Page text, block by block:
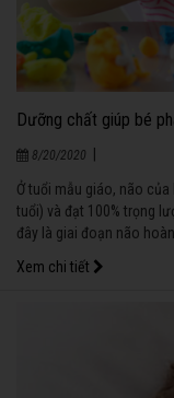
Dưỡng chất giúp bé
8/20/2020
Ở tuổi mẫu giáo, não
tuổi) và đạt 100% trọng
đây là giai đoạn não
Xem chi tiết